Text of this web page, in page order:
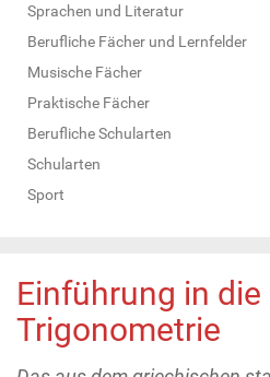
Sprachen und Literatur
Berufliche Fächer und Lernfelder
Musische Fächer
Praktische Fächer
Berufliche Schularten
Schularten
Sport
Einführung in die
Trigonometrie